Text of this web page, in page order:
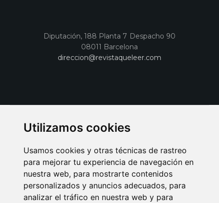
Utilizamos cookies
Usamos cookies y otras técnicas de rastreo
para mejorar tu experiencia de navegación en
nuestra web, para mostrarte contenidos
personalizados y anuncios adecuados, para
analizar el tráfico en nuestra web y para
Diputación, 188 Planta 7 Despacho 90
08011 Barcelona
direccion@revistaqueleer.com
AVISO LEGAL POLITICA DE COOKIES POLITICA DE PRIVACIDAD